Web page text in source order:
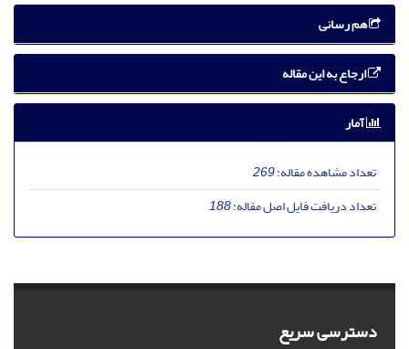
هم رسانی
ارجاع به این مقاله
آمار
تعداد مشاهده مقاله:269
تعداد دریافت فایل اصل مقاله:188
دسترسی سریع